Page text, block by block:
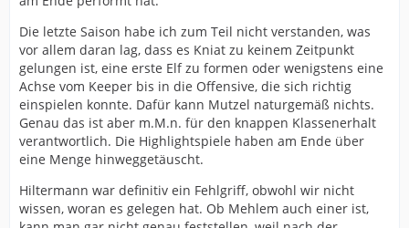
Kaderplanung der vergangenen Jahre hatte bei weitem
nicht nur Volltreffer zu bieten. Transfers wie Norby,
Mehlem, Micheler oder Hilterman haben – aus
unterschiedlichen Gründen – die Erwartungen nicht
erfüllt. Dazu kamen weitere Verpflichtungen, die kaum
eine Rolle gespielt haben oder bei denen man sich im
Nachhinein die Frage stellen muss, ob die eingesetzten
Mittel nicht sinnvoller hätten verwendet werden
können. Gerade bei der viel beschworenen Kaderbreite
wurde teilweise Geld gebunden, ohne dass daraus ein
echter Mehrwert entstanden ist. Auch bei der „Causa
Schroers“ hätte Mutzel sich besser absichern müssen.
Die letzte Saison habe ich zum Teil nicht verstanden, was
vor allem daran lag, dass es Kniat zu keinem Zeitpunkt
gelungen ist, eine erste Elf zu formen oder wenigstens eine
Achse vom Keeper bis in die Offensive, die sich richtig
einspielen konnte. Dafür kann Mutzel naturgemäß nichts.
Genau das ist aber m.M.n. für den knappen Klassenerhalt
verantwortlich. Die Highlightspiele haben am Ende über
eine Menge hinweggetäuscht.
Hiltermann war definitiv ein Fehlgriff, obwohl wir nicht
wissen, woran es gelegen hat. Ob Mehlem auch einer ist,